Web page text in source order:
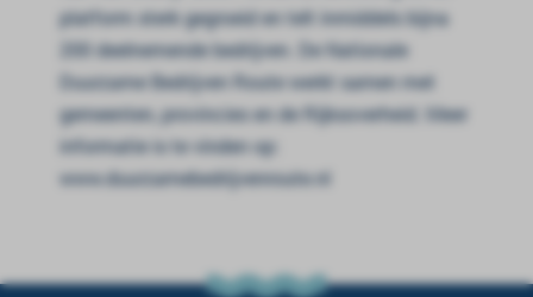
platform sterk gegroeid en telt inmiddels bijna
200 deelnemende bedrijven. De Nationale
Duurzame Bedrijven Route werkt samen met
gemeenten, provincies en de Rijksoverheid. Meer
informatie is te vinden op:
www.duurzamebedrijvenroute.nl